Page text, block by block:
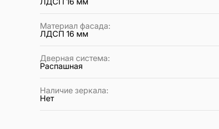
Материал фасада:
ЛДСП 16 мм
Дверная система:
Распашная
Наличие зеркала:
Нет